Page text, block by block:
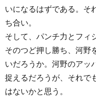
いになるはずである。そ
ち合い。
そして、パンチ力とフィ
そのつど押し勝ち、河野
いだろうか。河野のアッ
捉えるだろうが、それで
はないかと思う。